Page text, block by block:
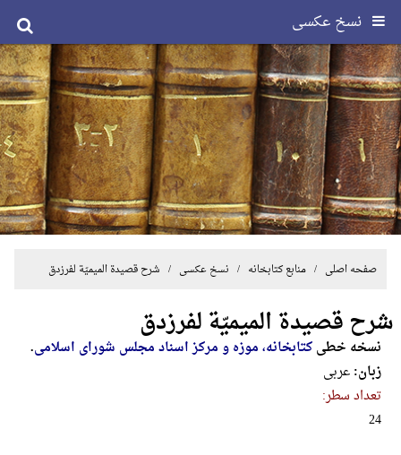
نسخ عکسی
صفحه اصلی / منابع کتابخانه / نسخ عکسی / شرح قصیدة المیمیّة لفرزدق
شرح قصیدة المیمیّة لفرزدق
نسخه خطیکتابخانه، موزه و مرکز اسناد مجلس شورای اسلامی.
زبان:عربی
تعداد سطر:
24